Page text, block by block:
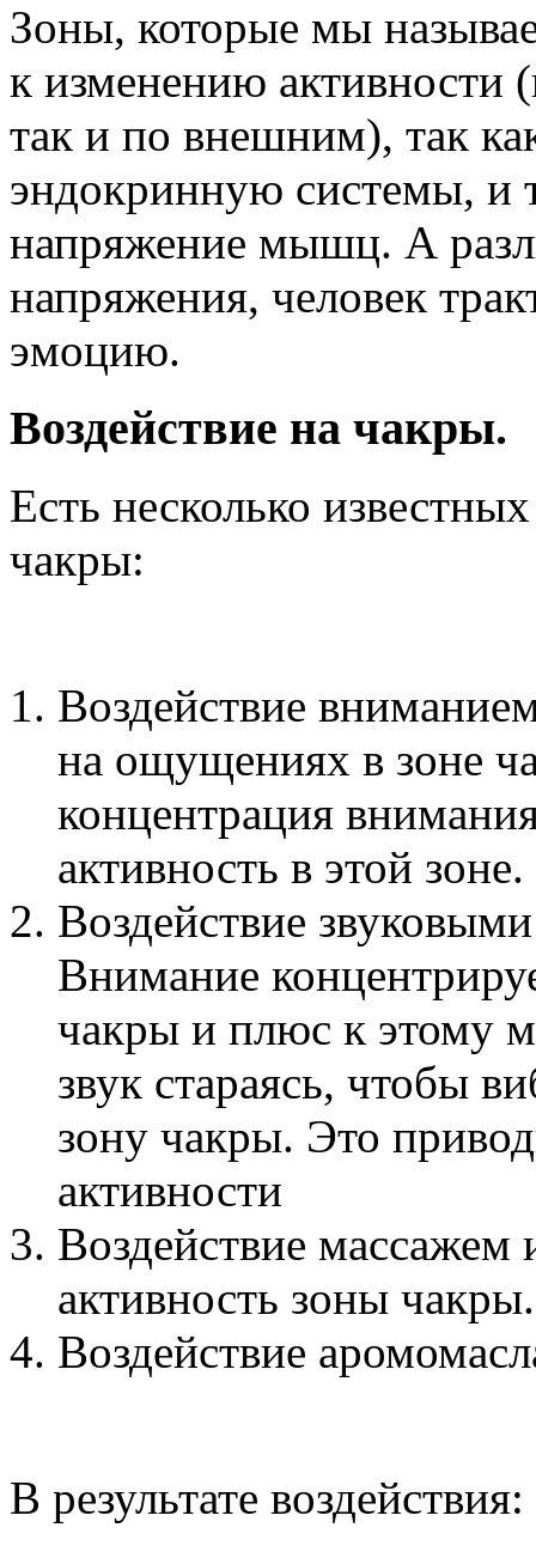
Зоны, которые мы
к изменению активности
так и по внешним), так
эндокринную системы, и
напряжение мышц. А
напряжения, человек
эмоцию.
Воздействие на чакры.
Есть несколько
чакры:
Воздействие
на ощущениях в зоне
концентрация
активность в этой зоне.
Воздействие
Внимание
чакры и плюс к этому
звук стараясь, чтобы
зону чакры. Это
активности
Воздействие
активность зоны чакры.
Воздействие
В результате воздействия: